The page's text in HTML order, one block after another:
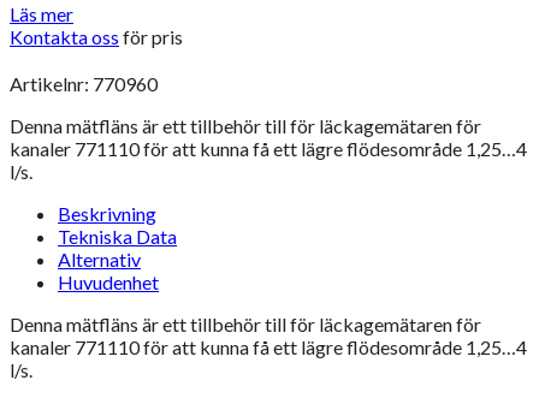
Läs mer
Kontakta oss för pris
Artikelnr: 770960
Denna mätfläns är ett tillbehör till för läckagemätaren för
kanaler 771110 för att kunna få ett lägre flödesområde 1,25…4
l/s.
Beskrivning
Tekniska Data
Alternativ
Huvudenhet
Denna mätfläns är ett tillbehör till för läckagemätaren för
kanaler 771110 för att kunna få ett lägre flödesområde 1,25…4
l/s.